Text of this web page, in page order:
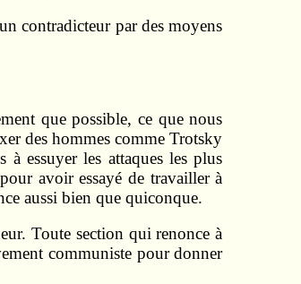
contradicteur par des moyens
que possible, ce que nous
des hommes comme Trotsky
essuyer les attaques les plus
avoir essayé de travailler à
aussi bien que quiconque.
Toute section qui renonce à
communiste pour donner